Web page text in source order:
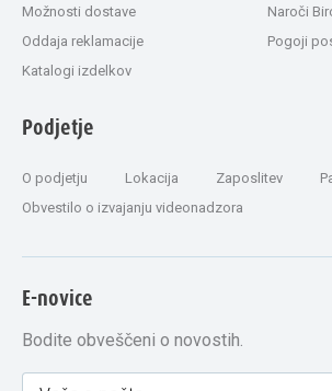
Možnosti dostave
Oddaja reklamacije
Katalogi izdelkov
Naroči
Pogoji
Podjetje
O podjetju Lokacija Zaposlitev
Obvestilo o izvajanju videonadzora
E-novice
Bodite obveščeni o novostih.